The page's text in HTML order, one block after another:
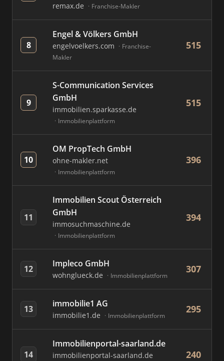
remax.de Franchise-Makler
8
Engel & Völkers GmbH
engelvoelkers.com
Franchise-
Makler
515
9
S-Communication Services
GmbH
immobilien.sparkasse.de
Immobilienplattform
515
10
OM PropTech GmbH
ohne-makler.net
Immobilienplattform
396
11
Immobilien Scout Österreich
GmbH
immosuchmaschine.de
Immobilienplattform
394
12 Impleco GmbH
wohnglueck.de Immobilienplattform
307
13 immobilie1 AG
immobilie1.de Immobilienplattform
295
14
Immobilienportal-saarland.de
immobilienportal-saarland.de 240